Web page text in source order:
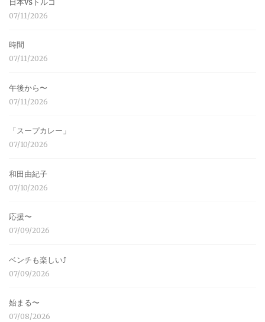
07/11/2026
時間
07/11/2026
午後から〜
07/11/2026
「スープカレー」
07/10/2026
和田由紀子
07/10/2026
応援〜
07/09/2026
ベンチも楽しい⤴︎
07/09/2026
始まる〜
07/08/2026